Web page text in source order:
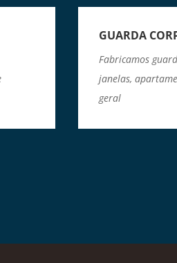
GUARDA
Fabricamos
janelas,
geral